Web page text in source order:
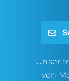
Unser
von